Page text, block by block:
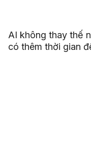
AI không thay thế
có thêm thời gian